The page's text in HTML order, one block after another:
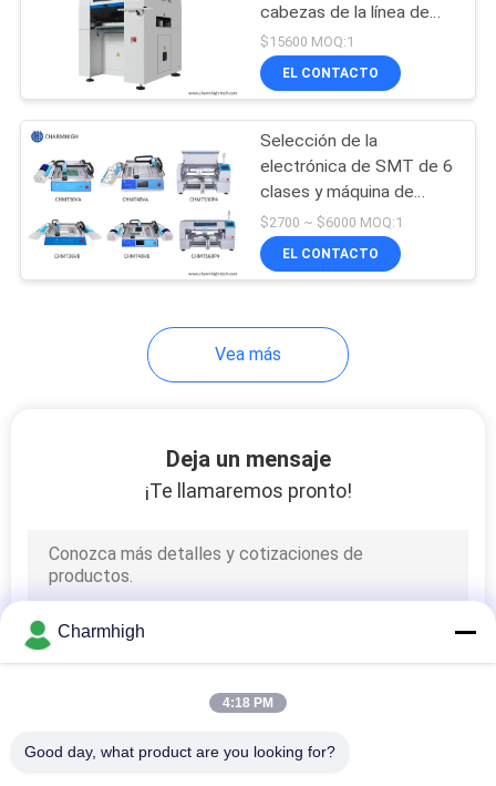
Planta de
fabricación del PWB
Accesorios de SMT
máquina que suelda
de la onda
cabezas de la línea de
producción de PCB SMT
Pick and Place Machine
$15600 MOQ:1
EL CONTACTO
Selección de la
electrónica de SMT de 6
clases y máquina de
escritorio Charmhigh del
lugar
$2700 ~ $6000 MOQ:1
EL CONTACTO
Vea más
Deja un mensaje
¡Te llamaremos pronto!
Charmhigh
4:18 PM
Good day, what product are you looking for?